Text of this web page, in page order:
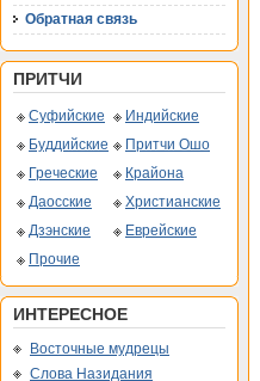
Обратная связь
ПРИТЧИ
Суфийские
Индийские
Буддийские
Притчи Ошо
Греческие
Крайона
Даосские
Христианские
Дзэнские
Еврейские
Прочие
ИНТЕРЕСНОЕ
Восточные мудрецы
Слова Назидания